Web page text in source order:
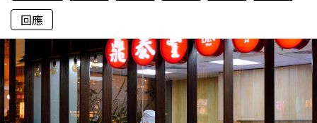
回應